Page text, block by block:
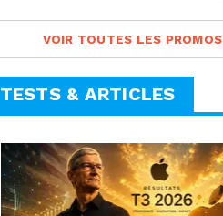
VOIR TOUTES LES PROMOS
TESTS & ARTICLES